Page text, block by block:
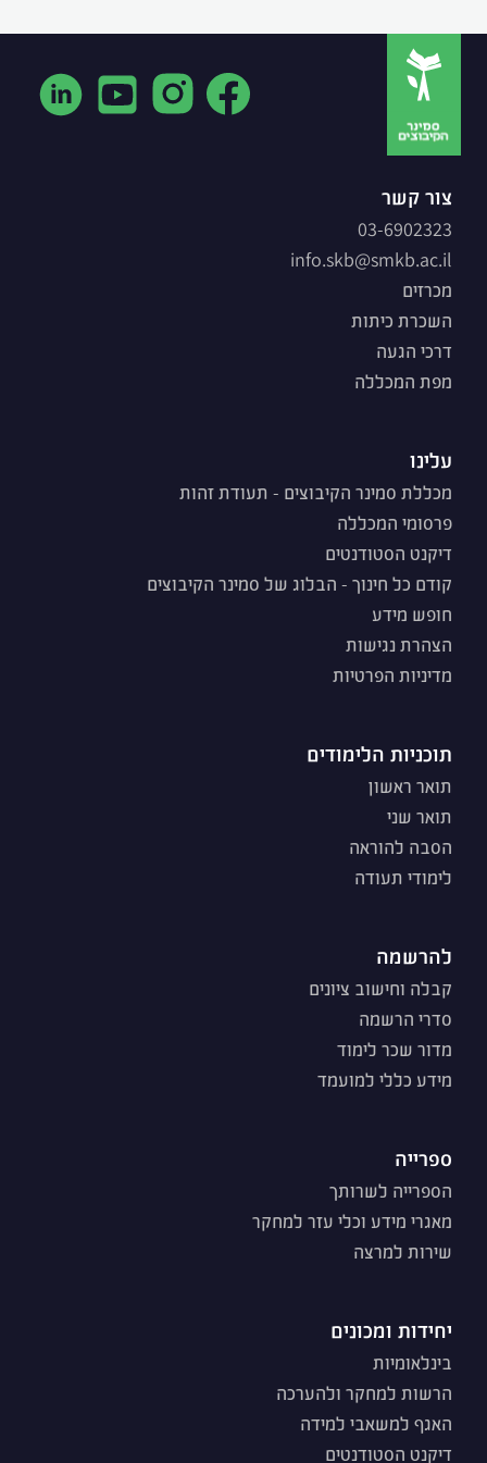
צור קשר
03-6902323
info.skb@smkb.ac.il
מכרזים
השכרת כיתות
דרכי הגעה
מפת המכללה
עלינו
מכללת סמינר הקיבוצים - תעודת זהות
פרסומי המכללה
דיקנט הסטודנטים
קודם כל חינוך - הבלוג של סמינר הקיבוצים
חופש מידע
הצהרת נגישות
מדיניות הפרטיות
תוכניות הלימודים
תואר ראשון
תואר שני
הסבה להוראה
לימודי תעודה
להרשמה
קבלה וחישוב ציונים
סדרי הרשמה
מדור שכר לימוד
מידע כללי למועמד
ספרייה
הספרייה לשרותך
מאגרי מידע וכלי עזר למחקר
שירות למרצה
יחידות ומכונים
בינלאומיות
הרשות למחקר ולהערכה
האגף למשאבי למידה
דיקנט הסטודנטים